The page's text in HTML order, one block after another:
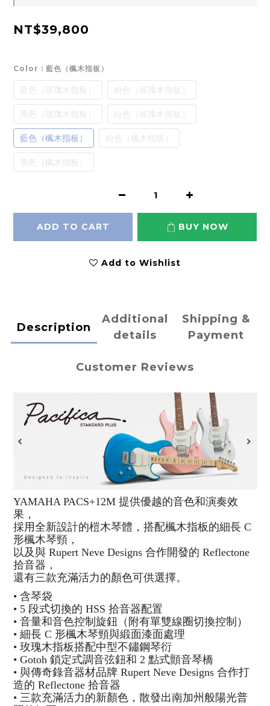
NT$39,800
Color : 藍色（楓木指板）
藍色（玫瑰木指板） 粉色（玫瑰木指板）
黑色（玫瑰木指板） 白色（玫瑰木指板）
藍色（楓木指板） 粉色（楓木指板）
黑色（楓木指板）
ADD TO CART BUY NOW
Add to Wishlist
Description
Additional
details
Shipping &
Payment
Customer Reviews
YAMAHA PACS+12M 提供優越的音色和演奏效
果，
採用全新設計的榿木琴體，搭配楓木指板的細長 C
形楓木琴頸，
以及與 Rupert Neve Designs 合作開發的 Reflectone
拾音器，
還有三款充滿活力的顏色可供選擇。
• 含琴袋
• 5 段式切換的 HSS 拾音器配置
• 音量和音色控制旋鈕（附有單雙線圈切換控制）
• 細長 C 形楓木琴頸與緞面漆面處理
• 玫瑰木指板搭配中型不鏽鋼琴衍
• Gotoh 鎖定式調音弦鈕和 2 點式顫音琴橋
• 與傳奇錄音器材品牌 Rupert Neve Designs 合作打
造的 Reflectone 拾音器
• 三款充滿活力的新顏色，散發出南加州般陽光普